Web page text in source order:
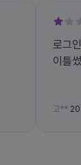
로그
이틀
고**